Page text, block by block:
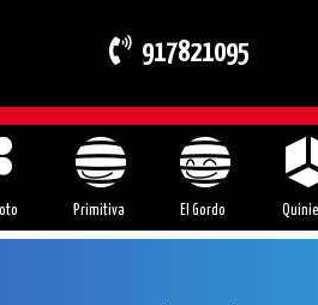
917821095
Primitiva El Gordo